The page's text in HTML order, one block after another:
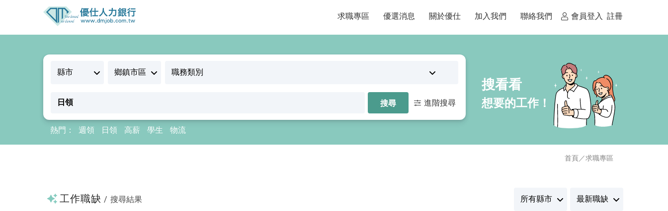
求職專區 優選消息 關於優仕 加入我們 聯絡我們 會員登入 註冊
進階搜尋
熱門： 週領 日領 高薪 學生 物流
首頁／求職專區
工作職缺 / 搜尋結果